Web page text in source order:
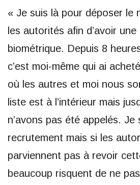
« Je suis là pour déposer le
les autorités afin d’avoir une
biométrique. Depuis 8
c’est moi-même qui ai
où les autres et moi nous
liste est à l’intérieur mais
n’avons pas été appelés. Je
recrutement mais si les
parviennent pas à revoir
beaucoup risquent de ne